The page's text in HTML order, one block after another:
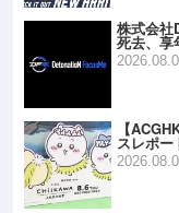
株式会社
死去、享
【
スレポ